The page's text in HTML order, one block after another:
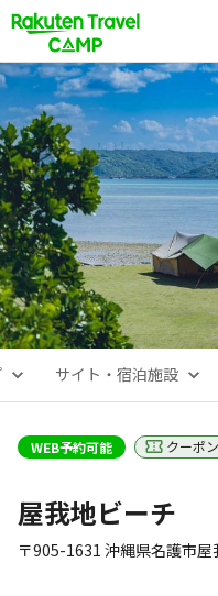
サイト・宿泊施設
WEB予約可能 クーポ
屋我地ビーチ
〒905-1631 沖縄県名護市屋